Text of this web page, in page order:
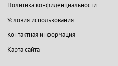
Политика конфиденциальности
Условия использования
Контактная информация
Карта сайта